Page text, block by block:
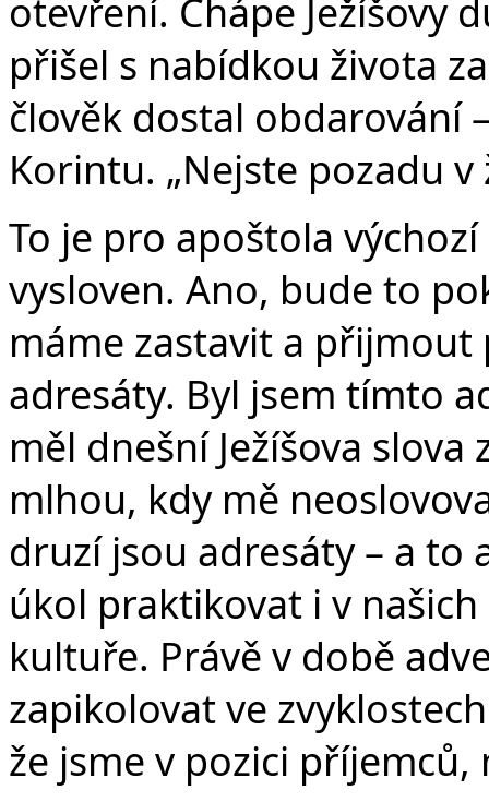
otevření. Chápe Ježíšovy
přišel s nabídkou života
člověk dostal obdarování
Korintu. „Nejste pozadu
To je pro apoštola
vysloven. Ano, bude to
máme zastavit a přijmout
adresáty. Byl jsem tímto
měl dnešní Ježíšova
mlhou, kdy mě
druzí jsou adresáty – a to
úkol praktikovat i v
kultuře. Právě v době
zapikolovat ve
že jsme v pozici